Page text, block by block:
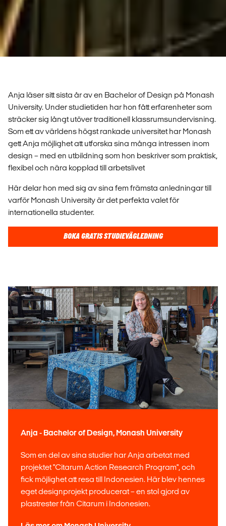
Anja läser sitt sista år av en Bachelor of Design på Monash
University. Under studietiden har hon fått erfarenheter som
sträcker sig långt utöver traditionell klassrumsundervisning.
Som ett av världens högst rankade universitet har Monash
gett Anja möjlighet att utforska sina många intressen inom
design – med en utbildning som hon beskriver som praktisk,
flexibel och nära kopplad till arbetslivet
Här delar hon med sig av sina fem främsta anledningar till
varför Monash University är det perfekta valet för
internationella studenter.
BOKA GRATIS STUDIEVÄGLEDNING
Anja - Bachelor of Design, Monash University
Som en del av sina studier har Anja arbetat med
projektet "Citarum Action Research Program", och
fick möjlighet att resa till Indonesien. Här blev hennes
eget designprojekt producerat – en stol gjord av
plastrester från Citarum i Indonesien.